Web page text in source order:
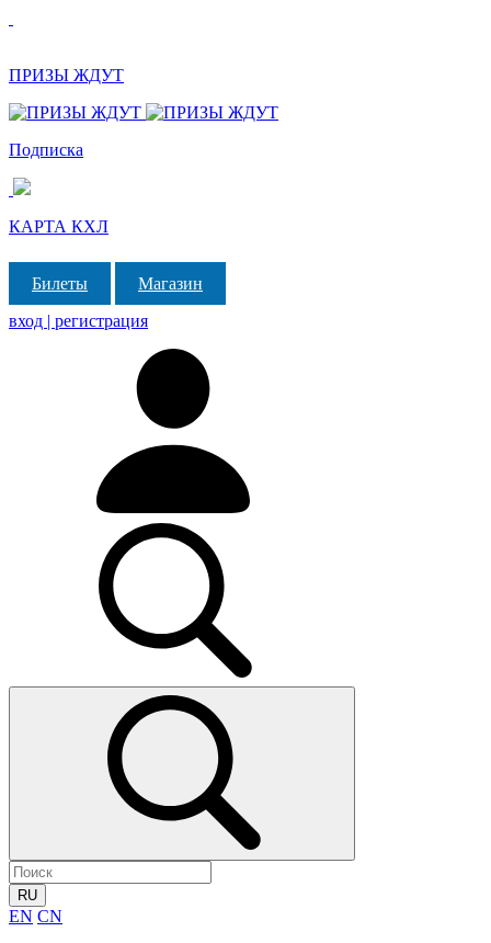
ПРИЗЫ ЖДУТ
Подписка
КАРТА КХЛ
Билеты
Магазин
вход | регистрация
RU
EN CN